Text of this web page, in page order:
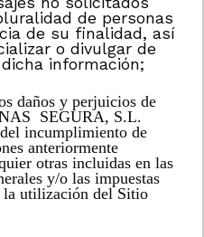
de personas
de su finalidad, así
o divulgar de
información;
daños y perjuicios de
SEGURA, S.L.
incumplimiento de
anteriormente
otras incluidas en las
y/o las impuestas
la utilización del Sitio